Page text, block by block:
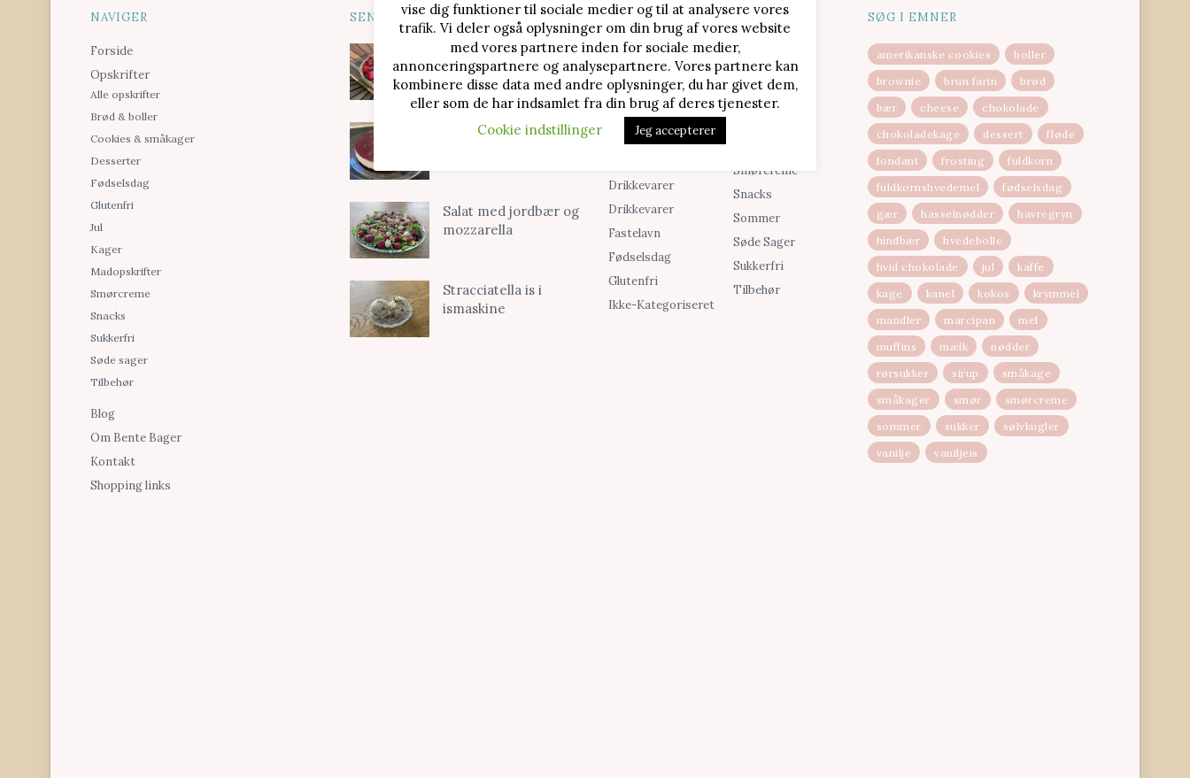
NAVIGER
Forside
Opskrifter
Alle opskrifter
Brød & boller
Cookies & småkager
Desserter
Fødselsdag
Glutenfri
Jul
Kager
Madopskrifter
Smørcreme
Snacks
Sukkerfri
Søde sager
Tilbehør
Blog
Om Bente Bager
Kontakt
Shopping links
SENESTE OPSKRIFTER
Jordbærtærte med
mascarponecreme
Klassisk cheesecake
Salat med jordbær og
mozzarella
Stracciatella is i
ismaskine
SØG I KATEGORIER
Alle Opskrifter
Blog
Brød & Boller
Cookies &
Småkager
Drikkevarer
Drikkevarer
Fastelavn
Fødselsdag
Glutenfri
Ikke-Kategoriseret
Is
Jul
Kager
Smørcreme
Snacks
Sommer
Søde Sager
Sukkerfri
Tilbehør
SØG I EMNER
amerikanske cookies
boller
brownie
brun farin
brød
bær
cheese
chokolade
chokoladekage
dessert
fløde
fondant
frosting
fuldkorn
fuldkornshvedemel
fødselsdag
gær
hasselnødder
havregryn
hindbær
hvedebolle
hvid chokolade
jul
kaffe
kage
kanel kokos
krymmel
mandler
marcipan
mel
muffins
mælk
nødder
rørsukker
sirup
småkage
småkager
smør
smørcreme
sommer
sukker
sølvkugler
vanilje
vaniljeis
vise dig funktioner til sociale medier og til at analysere vores
trafik. Vi deler også oplysninger om din brug af vores website
med vores partnere inden for sociale medier,
annonceringspartnere og analysepartnere. Vores partnere kan
kombinere disse data med andre oplysninger, du har givet dem,
eller som de har indsamlet fra din brug af deres tjenester.
Cookie indstillinger
Jeg accepterer